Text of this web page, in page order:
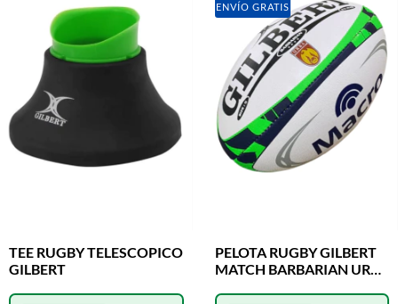
TEE RUGBY TELESCOPICO
GILBERT
ENVÍO GRATIS
PELOTA RUGBY GILBERT
MATCH BARBARIAN URBA